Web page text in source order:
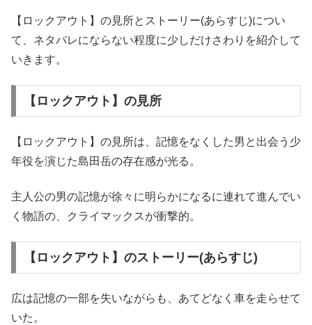
【ロックアウト】の見所とストーリー(あらすじ)につい
て、ネタバレにならない程度に少しだけさわりを紹介して
いきます。
【ロックアウト】の見所
【ロックアウト】の見所は、記憶をなくした男と出会う少
年役を演じた島田岳の存在感が光る。
主人公の男の記憶が徐々に明らかになるに連れて進んでい
く物語の、クライマックスが衝撃的。
【ロックアウト】のストーリー(あらすじ)
広は記憶の一部を失いながらも、あてどなく車を走らせて
いた。